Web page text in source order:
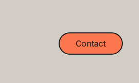
Contact